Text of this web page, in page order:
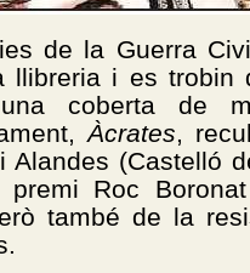
de la Guerra
llibreria i es trobin
coberta de
Àcrates,
Alandes (Castelló
Roc
també de la